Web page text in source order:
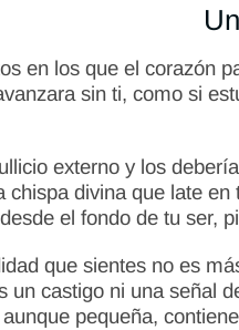
en los que el corazón
sin ti, como si
externo y los
chispa divina que late
el fondo de tu ser,
que sientes no es
un castigo ni una señal
pequeña,